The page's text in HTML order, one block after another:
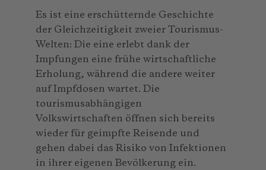
Es ist eine erschütternde Geschichte
der Gleichzeitigkeit zweier Tourismus-
Welten: Die eine erlebt dank der
Impfungen eine frühe wirtschaftliche
Erholung, während die andere weiter
auf Impfdosen wartet. Die
tourismusabhängigen
Volkswirtschaften öffnen sich bereits
wieder für geimpfte Reisende und
gehen dabei das Risiko von Infektionen
in ihrer eigenen Bevölkerung ein.